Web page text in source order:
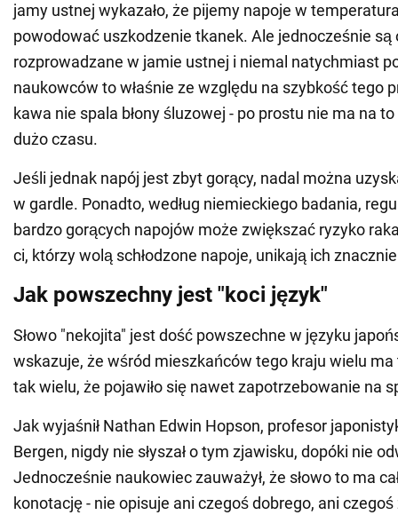
jamy ustnej wykazało, że pijemy napoje w
powodować uszkodzenie tkanek. Ale jednocześnie są
rozprowadzane w jamie ustnej i niemal natychmiast
naukowców to właśnie ze względu na szybkość tego
kawa nie spala błony śluzowej - po prostu nie ma na
dużo czasu.
Jeśli jednak napój jest zbyt gorący, nadal można
w gardle. Ponadto, według niemieckiego badania,
bardzo gorących napojów może zwiększać ryzyko
ci, którzy wolą schłodzone napoje, unikają ich
Jak powszechny jest "koci język"
Słowo "nekojita" jest dość powszechne w języku
wskazuje, że wśród mieszkańców tego kraju wielu
tak wielu, że pojawiło się nawet zapotrzebowanie na
Jak wyjaśnił Nathan Edwin Hopson, profesor
Bergen, nigdy nie słyszał o tym zjawisku, dopóki nie
Jednocześnie naukowiec zauważył, że słowo to ma
konotację - nie opisuje ani czegoś dobrego, ani czegoś